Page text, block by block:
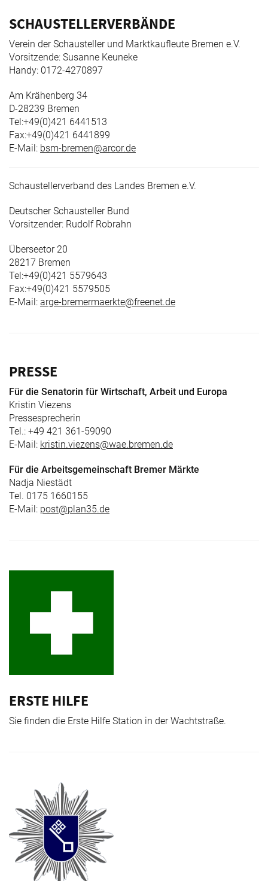
SCHAUSTELLERVERBÄNDE
Verein der Schausteller und Marktkaufleute Bremen e.V.
Vorsitzende: Susanne Keuneke
Handy: 0172-4270897
Am Krähenberg 34
D-28239 Bremen
Tel:+49(0)421 6441513
Fax:+49(0)421 6441899
E-Mail: bsm-bremen@arcor.de
Schaustellerverband des Landes Bremen e.V.
Deutscher Schausteller Bund
Vorsitzender: Rudolf Robrahn
Überseetor 20
28217 Bremen
Tel:+49(0)421 5579643
Fax:+49(0)421 5579505
E-Mail: arge-bremermaerkte@freenet.de
PRESSE
Für die Senatorin für Wirtschaft, Arbeit und Europa
Kristin Viezens
Pressesprecherin
Tel.: +49 421 361-59090
E-Mail: kristin.viezens@wae.bremen.de
Für die Arbeitsgemeinschaft Bremer Märkte
Nadja Niestädt
Tel. 0175 1660155
E-Mail: post@plan35.de
ERSTE HILFE
Sie finden die Erste Hilfe Station in der Wachtstraße.